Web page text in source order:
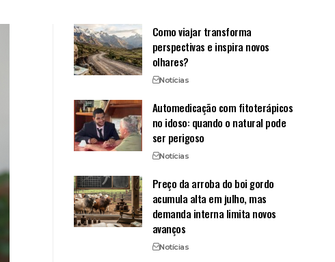
Como viajar transforma
perspectivas e inspira novos
olhares?
Notícias
Automedicação com fitoterápicos
no idoso: quando o natural pode
ser perigoso
Notícias
Preço da arroba do boi gordo
acumula alta em julho, mas
demanda interna limita novos
avanços
Notícias